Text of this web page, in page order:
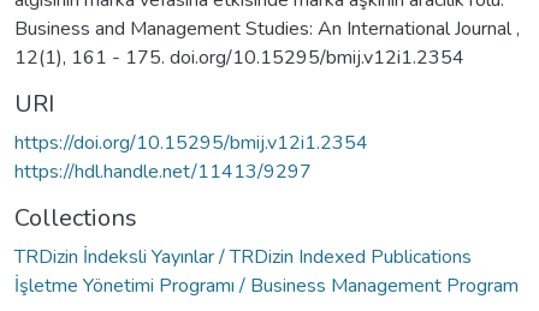
Business and Management Studies: An International Journal ,
12(1), 161 - 175. doi.org/10.15295/bmij.v12i1.2354
URI
https://doi.org/10.15295/bmij.v12i1.2354
https://hdl.handle.net/11413/9297
Collections
TRDizin İndeksli Yayınlar / TRDizin Indexed Publications
İşletme Yönetimi Programı / Business Management Program